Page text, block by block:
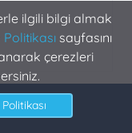
ilgili bilgi almak
sayfasını
çerezleri